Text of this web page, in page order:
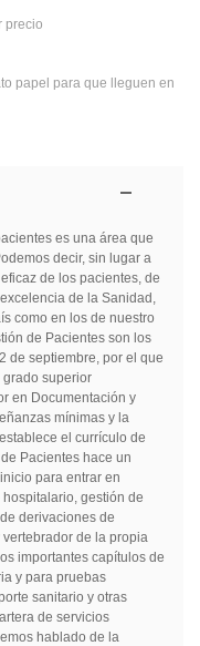
precio
papel para que lleguen en
es una área que
decir, sin lugar a
de los pacientes, de
de la Sanidad,
como en los de nuestro
de Pacientes son los
de septiembre, por el que
grado superior
en Documentación y
mínimas y la
el currículo de
Pacientes hace un
para entrar en
gestión de
derivaciones de
de la propia
importantes capítulos de
y para pruebas
sanitario y otras
de servicios
hablado de la